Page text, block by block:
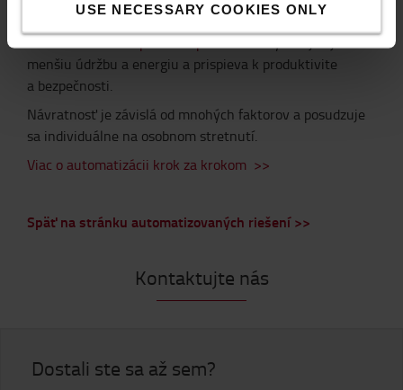
USE NECESSARY COOKIES ONLY
zložitejších úloh namiesto opakujúcich sa procesov.
Automatickámanipulácia s paletamisi vyžaduje aj
menšiu údržbu a energiu a prispieva k produktivite
a bezpečnosti.
Návratnosť je závislá od mnohých faktorov a posudzuje
sa individuálne na osobnom stretnutí.
Viac o automatizácii krok za krokom >>
Späť na stránku automatizovaných riešení >>
Kontaktujte nás
Dostali ste sa až sem?